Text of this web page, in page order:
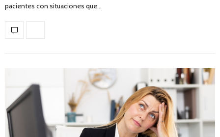
pacientes con situaciones que…